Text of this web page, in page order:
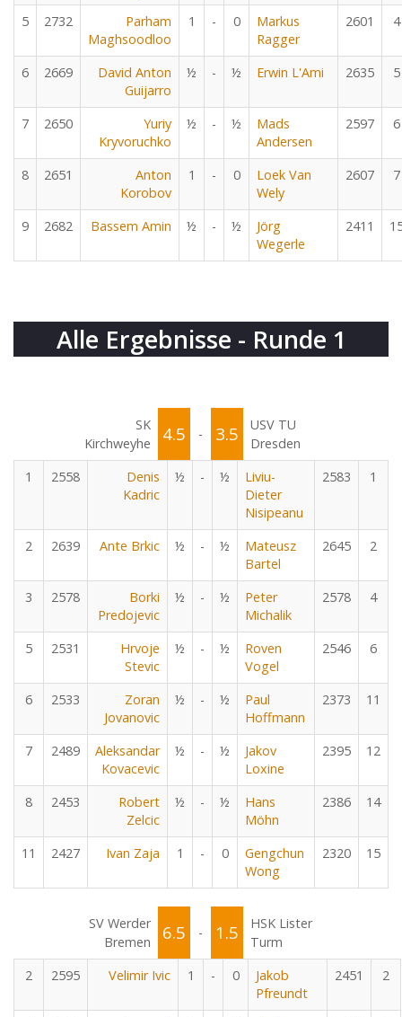
5 2732
Parham
Maghsoodloo
1 - 0
Markus
Ragger
2601 4
6 2669
David Anton
Guijarro
½ - ½ Erwin L'Ami 2635 5
7 2650
Yuriy
Kryvoruchko
½ - ½
Mads
Andersen
2597 6
8 2651
Anton
Korobov
1 - 0
Loek Van
Wely
2607 7
9 2682 Bassem Amin ½ - ½
Jörg
Wegerle
2411
Alle Ergebnisse - Runde 1
SK
Kirchweyhe
4.5 - 3.5
USV TU
Dresden
1
2558
Denis
Kadric
½ - ½
Liviu-
Dieter
Nisipeanu
2583 1
2 2639 Ante Brkic ½ - ½
Mateusz
Bartel
2645 2
3 2578
Borki
Predojevic
½ - ½
Peter
Michalik
2578 4
5 2531
Hrvoje
Stevic
½ - ½
Roven
Vogel
2546 6
6 2533
Zoran
Jovanovic
½ - ½
Paul
Hoffmann
2373 11
7 2489
Aleksandar
Kovacevic
½ - ½
Jakov
Loxine
2395 12
8 2453
Robert
Zelcic
½ - ½
Hans
Möhn
2386 14
11 2427 Ivan Zaja 1 - 0
Gengchun
Wong
2320 15
SV Werder
Bremen
6.5 - 1.5
HSK Lister
Turm
2
2595 Velimir Ivic 1 - 0
Jakob
Pfreundt
2451 2